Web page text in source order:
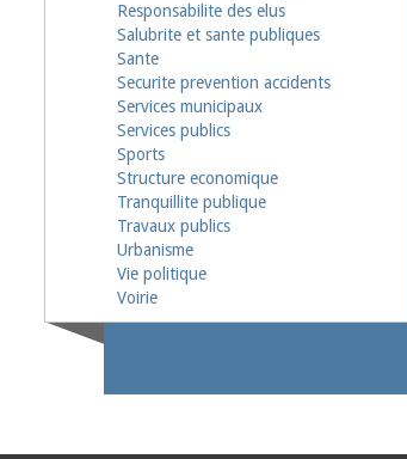
Responsabilite des elus
Salubrite et sante publiques
Sante
Securite prevention accidents
Services municipaux
Services publics
Sports
Structure economique
Tranquillite publique
Travaux publics
Urbanisme
Vie politique
Voirie